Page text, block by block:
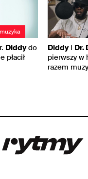
Diddydo
płacił
Diddyi Dr.
pierwszy w
razem